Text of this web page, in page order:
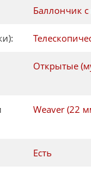
Баллончик с
Открытые
Weaver (22
Есть